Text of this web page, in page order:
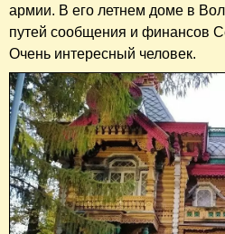
армии. В его летнем доме в
путей сообщения и финансов
Очень интересный человек.